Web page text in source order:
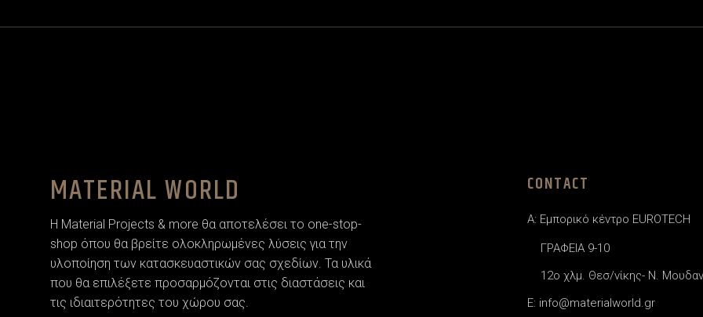
MATERIAL WORLD
Η Material Projects & more θα αποτελέσει το one-stop-
shop όπου θα βρείτε ολοκληρωμένες λύσεις για την
υλοποίηση των κατασκευαστικών σας σχεδίων. Τα υλικά
που θα επιλέξετε προσαρµόζονται στις διαστάσεις και
τις ιδιαιτερότητες του χώρου σας.
CONTACT
A: Εμπορικό κέντρο EUROTECH
ΓΡΑΦΕΙΑ 9-10
12o χλμ. Θεσ/νίκης- Ν.
E: info@materialworld.gr